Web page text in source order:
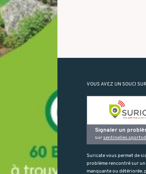
VOUS AVEZ UN SOUCI
Signaler un
sur
Suricate vous permet de
problème rencontré sur un
manquante ou détériorée,